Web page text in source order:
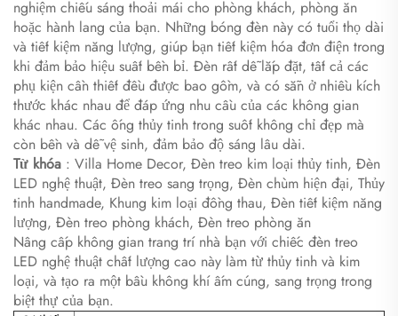
nghiệm chiếu sáng thoải mái cho phòng khách, phòng ăn
hoặc hành lang của bạn. Những bóng đèn này có tuổi thọ dài
và tiết kiệm năng lượng, giúp bạn tiết kiệm hóa đơn điện trong
khi đảm bảo hiệu suất bền bỉ. Đèn rất dễ lắp đặt, tất cả các
phụ kiện cần thiết đều được bao gồm, và có sẵn ở nhiều kích
thước khác nhau để đáp ứng nhu cầu của các không gian
khác nhau. Các ống thủy tinh trong suốt không chỉ đẹp mà
còn bền và dễ vệ sinh, đảm bảo độ sáng lâu dài.
Từ khóa : Villa Home Decor, Đèn treo kim loại thủy tinh, Đèn
LED nghệ thuật, Đèn treo sang trọng, Đèn chùm hiện đại, Thủy
tinh handmade, Khung kim loại đồng thau, Đèn tiết kiệm năng
lượng, Đèn treo phòng khách, Đèn treo phòng ăn
Nâng cấp không gian trang trí nhà bạn với chiếc đèn treo
LED nghệ thuật chất lượng cao này làm từ thủy tinh và kim
loại, và tạo ra một bầu không khí ấm cúng, sang trọng trong
biệt thự của bạn.